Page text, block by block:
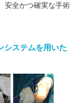
安全かつ確実な手術
システムを用いた